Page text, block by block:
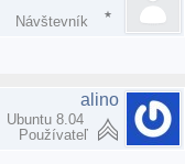
Návštevník
alino
Ubuntu 8.04
Používateľ